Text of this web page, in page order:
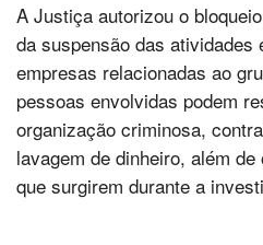
A Justiça autorizou o
da suspensão das atividades
empresas relacionadas ao
pessoas envolvidas podem
organização criminosa,
lavagem de dinheiro, além
que surgirem durante a